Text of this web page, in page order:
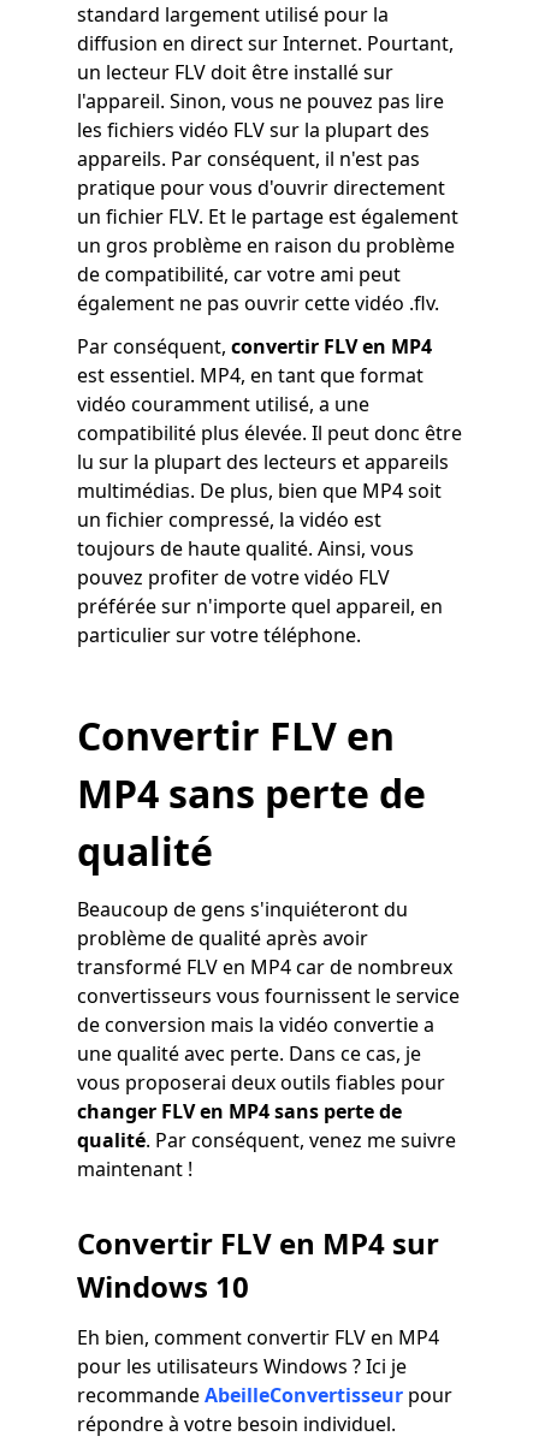
standard largement utilisé pour la
diffusion en direct sur Internet. Pourtant,
un lecteur FLV doit être installé sur
l'appareil. Sinon, vous ne pouvez pas lire
les fichiers vidéo FLV sur la plupart des
appareils. Par conséquent, il n'est pas
pratique pour vous d'ouvrir directement
un fichier FLV. Et le partage est également
un gros problème en raison du problème
de compatibilité, car votre ami peut
également ne pas ouvrir cette vidéo .flv.
Par conséquent, convertir FLV en MP4
est essentiel. MP4, en tant que format
vidéo couramment utilisé, a une
compatibilité plus élevée. Il peut donc être
lu sur la plupart des lecteurs et appareils
multimédias. De plus, bien que MP4 soit
un fichier compressé, la vidéo est
toujours de haute qualité. Ainsi, vous
pouvez profiter de votre vidéo FLV
préférée sur n'importe quel appareil, en
particulier sur votre téléphone.
Convertir FLV en
MP4 sans perte de
qualité
Beaucoup de gens s'inquiéteront du
problème de qualité après avoir
transformé FLV en MP4 car de nombreux
convertisseurs vous fournissent le service
de conversion mais la vidéo convertie a
une qualité avec perte. Dans ce cas, je
vous proposerai deux outils fiables pour
changer FLV en MP4 sans perte de
qualité. Par conséquent, venez me suivre
maintenant !
Convertir FLV en MP4 sur
Windows 10
Eh bien, comment convertir FLV en MP4
pour les utilisateurs Windows ? Ici je
recommandeAbeilleConvertisseur pour
répondre à votre besoin individuel.